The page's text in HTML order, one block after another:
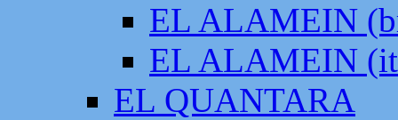
EL ALAMEIN
EL ALAMEIN
EL QUANTARA